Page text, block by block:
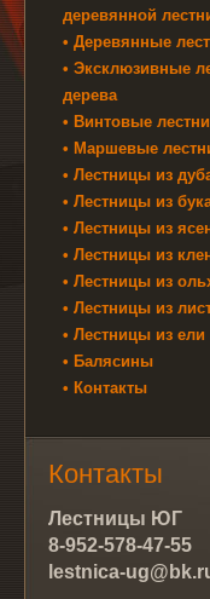
деревянной
• Деревянные
• Эксклюзивные
дерева
• Винтовые
• Маршевые
• Лестницы из
• Лестницы из
• Лестницы из
• Лестницы из
• Лестницы из
• Лестницы из
• Лестницы из ели
• Балясины
• Контакты
Контакты
Лестницы ЮГ
8-952-578-47-55
lestnica-